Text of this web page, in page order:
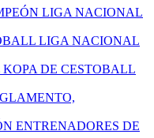
LIGA NACIONAL
LIGA NACIONAL
DE CESTOBALL
ENTRENADORES DE